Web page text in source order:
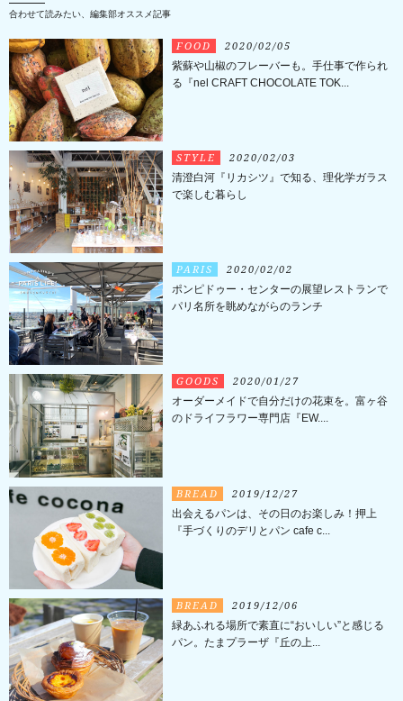
合わせて読みたい、編集部オススメ記事
FOOD 2020/02/05
紫蘇や山椒のフレーバーも。手仕事で作られ
る『nel CRAFT CHOCOLATE TOK...
STYLE 2020/02/03
清澄白河『リカシツ』で知る、理化学ガラス
で楽しむ暮らし
PARIS 2020/02/02
ポンピドゥー・センターの展望レストランで
パリ名所を眺めながらのランチ
GOODS 2020/01/27
オーダーメイドで自分だけの花束を。富ヶ谷
のドライフラワー専門店『EW....
BREAD 2019/12/27
出会えるパンは、その日のお楽しみ！押上
『手づくりのデリとパン cafe c...
BREAD 2019/12/06
緑あふれる場所で素直に“おいしい”と感じる
パン。たまプラーザ『丘の上...